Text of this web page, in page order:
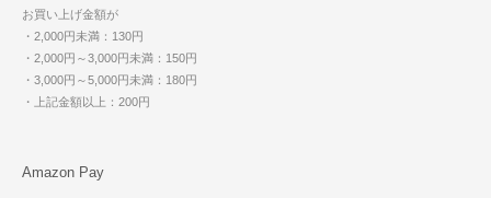
お買い上げ金額が
・2,000円未満：130円
・2,000円～3,000円未満：150円
・3,000円～5,000円未満：180円
・上記金額以上：200円
Amazon Pay